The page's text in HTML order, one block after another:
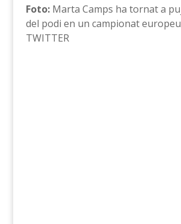
Foto:Marta Camps ha tornat a
del podi en un campionat
TWITTER